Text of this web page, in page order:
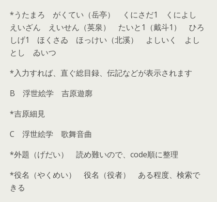
*うたまろ がくてい（岳亭） くにさだ1 くによし
えいざん えいせん（英泉） たいと1（戴斗1） ひろ
しげ1 ほくさゐ ほっけい（北溪） よしいく よし
とし ゐいつ
*入力すれば、直ぐ総目録、伝記などが表示されます
B 浮世絵学 吉原遊廓
*吉原細見
C 浮世絵学 歌舞音曲
*外題（げだい） 読め難いので、code順に整理
*役名（やくめい） 役名（役者） ある程度、検索で
きる